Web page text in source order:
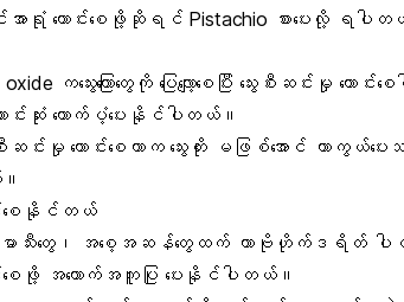
င်အာရုံ ကောင်းစေဖို့ဆိုရင် Pistachio စားပေးလို့ ရပါတ
ကသွေးကြောတွေကို ပြေလျော့စေပြီး သွေးစီးဆင်းမှု ကော
င်းဆုံး ထောက်ပံ့ပေးနိုင်ပါတယ်။
သွေးစီးဆင်းမှု ကောင်းစေတာက သွေးတိုး မဖြစ်အောင် ကာကွယ်ပေ
စေနိုင်တယ်
ခွံမာသီးတွေ၊ အစေ့အဆန်တွေထက် ကာဗိုဟိုက်ဒရိတ်ပါ
စေဖို့ အထောက်အကူပြု ပေးနိုင်ပါတယ်။